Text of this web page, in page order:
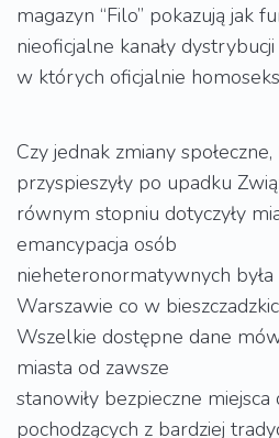
magazyn “Filo” pokazują jak
nieoficjalne kanały
w których oficjalnie
Czy jednak zmiany
przyspieszyły po upadku
równym stopniu dotyczyły
emancypacja osób
nieheteronormatywnych
Warszawie co w
Wszelkie dostępne dane
miasta od zawsze
stanowiły bezpieczne
pochodzących z bardziej